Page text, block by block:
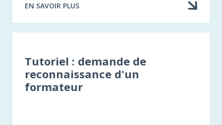
EN SAVOIR PLUS
À
RECONNAISSANCE
D’UNE
ACTIVITÉ
DE
FORMATION
Tutoriel : demande de
reconnaissance d'un
formateur